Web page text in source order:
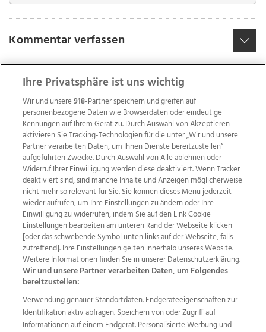
Kommentar verfassen
Wir über uns Mediadaten Kontakt
Jobs
Datenschutz
Impressum
AGB Anzeigekunden
AGB Website
Ehrenkodex Politische Werbung
Weitere Angebote des Medienhauses Wimmer
TV1 di-mog-i.at OÖNow
Ischler Woche
Ihre Privatsphäre ist uns wichtig
Wir und unsere918-Partner speichern und greifen auf
personenbezogene Daten wie Browserdaten oder eindeutige
Kennungen auf Ihrem Gerät zu. Durch Auswahl von Akzeptieren
aktivieren Sie Tracking-Technologien für die unter „Wir und unsere
Partner verarbeiten Daten, um Ihnen Dienste bereitzustellen“
aufgeführten Zwecke. Durch Auswahl von Alle ablehnen oder
Widerruf Ihrer Einwilligung werden diese deaktiviert. Wenn Tracker
deaktiviert sind, sind manche Inhalte und Anzeigen möglicherweise
nicht mehr so relevant für Sie. Sie können dieses Menü jederzeit
wieder aufrufen, um Ihre Einstellungen zu ändern oder Ihre
Einwilligung zu widerrufen, indem Sie auf den Link Cookie
Einstellungen bearbeiten am unteren Rand der Webseite klicken
[oder das schwebende Symbol unten links auf der Webseite, falls
zutreffend]. Ihre Einstellungen gelten innerhalb unseres Website.
Weitere Informationen finden Sie in unserer Datenschutzerklärung.
Wir und unsere Partner verarbeiten Daten, um Folgendes
bereitzustellen:
Verwendung genauer Standortdaten. Endgeräteeigenschaften zur
Identifikation aktiv abfragen. Speichern von oder Zugriff auf
Informationen auf einem Endgerät. Personalisierte Werbung und